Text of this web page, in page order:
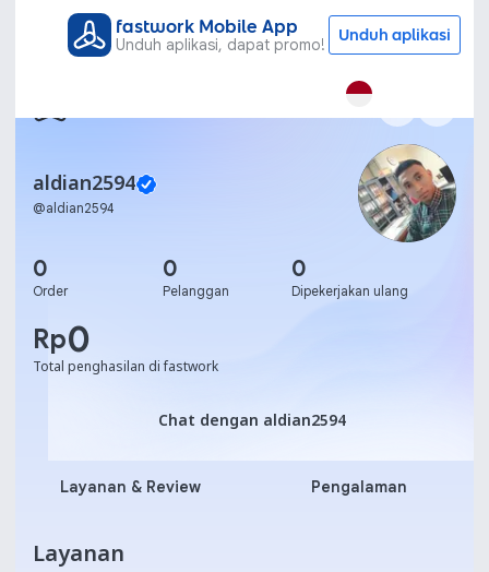
fastwork Mobile App
Unduh aplikasi, dapat promo! Unduh aplikasi
aldian2594
@aldian2594
0
Order
0
Pelanggan
0
Dipekerjakan ulang
Rp0
Total penghasilan di fastwork
Chat dengan aldian2594
Chat dengan aldian2594
Layanan & Review Pengalaman
Layanan